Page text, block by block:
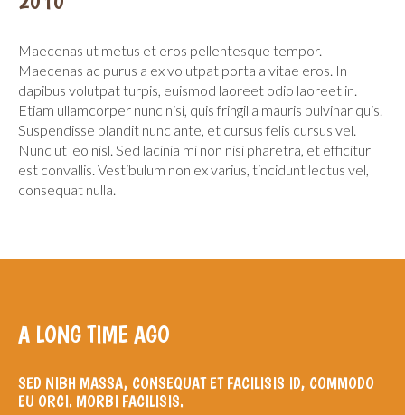
Contacts
Maecenas ut metus et eros pellentesque tempor.
Maecenas ac purus a ex volutpat porta a vitae eros. In
dapibus volutpat turpis, euismod laoreet odio laoreet in.
Etiam ullamcorper nunc nisi, quis fringilla mauris pulvinar quis.
Suspendisse blandit nunc ante, et cursus felis cursus vel.
Nunc ut leo nisl. Sed lacinia mi non nisi pharetra, et efficitur
est convallis. Vestibulum non ex varius, tincidunt lectus vel,
consequat nulla.
A LONGTIMEAGO
SED NIBH MASSA, CONSEQUAT ET FACILISIS ID, COMMODO
EU ORCI. MORBI FACILISIS.